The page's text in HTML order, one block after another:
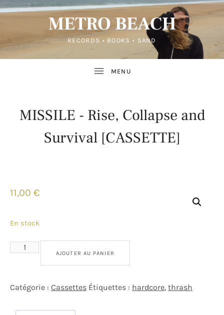
METRO BEACH
RECORDS • BOOKS • SAND
MISSILE - Rise, Collapse and
Survival [CASSETTE]
11,00 €
En stock
quantité de MISSILE - Rise, Collapse and Survival
AJOUTER AU PANIER
Catégorie : Cassettes Étiquettes : hardcore, thrash